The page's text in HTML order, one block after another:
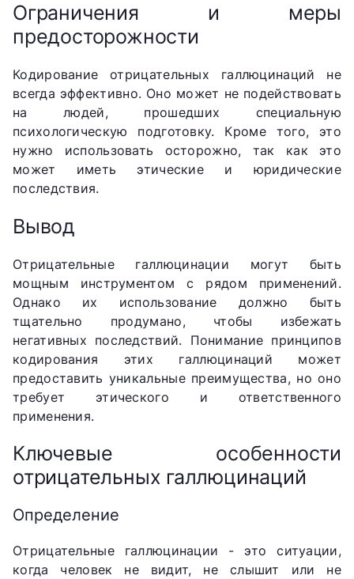
Ограничения и меры
предосторожности
Кодирование отрицательных галлюцинаций не
всегда эффективно. Оно может не подействовать
на людей, прошедших специальную
психологическую подготовку. Кроме того, это
нужно использовать осторожно, так как это
может иметь этические и юридические
последствия.
Вывод
Отрицательные галлюцинации могут быть
мощным инструментом с рядом применений.
Однако их использование должно быть
тщательно продумано, чтобы избежать
негативных последствий. Понимание принципов
кодирования этих галлюцинаций может
предоставить уникальные преимущества, но оно
требует этического и ответственного
применения.
Ключевые особенности
отрицательных галлюцинаций
Определение
Отрицательные галлюцинации - это ситуации,
когда человек не видит, не слышит или не